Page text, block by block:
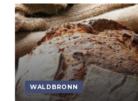
WALDBRONN